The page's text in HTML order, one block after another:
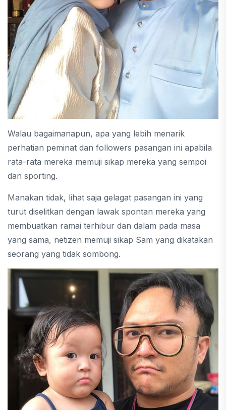
Walau bagaimanapun, apa yang lebih menarik
perhatian peminat dan followers pasangan ini apabila
rata-rata mereka memuji sikap mereka yang sempoi
dan sporting.
Manakan tidak, lihat saja gelagat pasangan ini yang
turut diselitkan dengan lawak spontan mereka yang
membuatkan ramai terhibur dan dalam pada masa
yang sama, netizen memuji sikap Sam yang dikatakan
seorang yang tidak sombong.